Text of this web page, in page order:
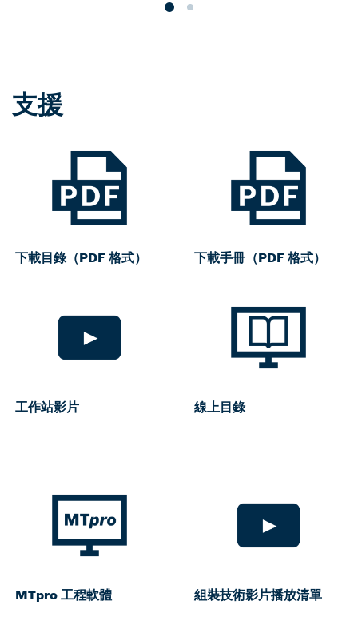
支援
下載目錄（PDF 格式） 下載手冊（PDF 格式）
工作站影片 線上目錄
MTpro 工程軟體 組裝技術影片播放清單